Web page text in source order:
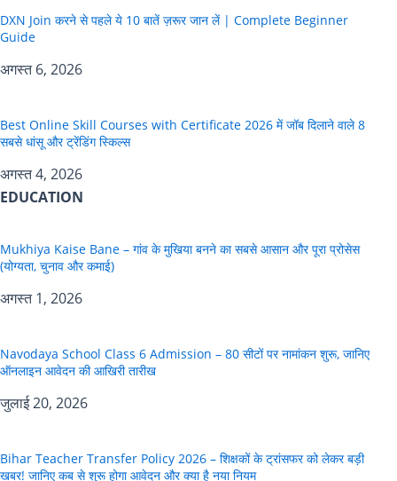
DXN Join करने से पहले ये 10 बातें ज़रूर जान लें | Complete Beginner
Guide
अगस्त 6, 2026
Best Online Skill Courses with Certificate 2026 में जॉब दिलाने वाले 8
सबसे धांसू और ट्रेंडिंग स्किल्स
अगस्त 4, 2026
EDUCATION
Mukhiya Kaise Bane – गांव के मुखिया बनने का सबसे आसान और पूरा प्रोसेस
(योग्यता, चुनाव और कमाई)
अगस्त 1, 2026
Navodaya School Class 6 Admission – 80 सीटों पर नामांकन शुरू, जानिए
ऑनलाइन आवेदन की आखिरी तारीख
जुलाई 20, 2026
Bihar Teacher Transfer Policy 2026 – शिक्षकों के ट्रांसफर को लेकर बड़ी
खबर! जानिए कब से शुरू होगा आवेदन और क्या है नया नियम